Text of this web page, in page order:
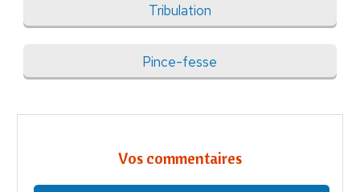
Tribulation
Pince-fesse
Vos commentaires